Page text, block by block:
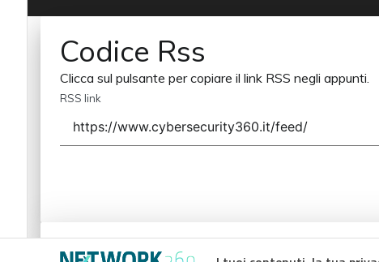
Codice Rss
Clicca sul pulsante per copiare il link RSS negli appunti.
RSS link